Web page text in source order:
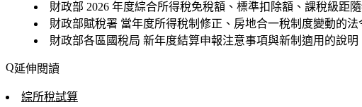
財政部 2026 年度綜合所得稅免稅額、標準扣除額、課稅級距
財政部賦稅署 當年度所得稅制修正、房地合一稅制度變動的法
財政部各區國稅局 新年度結算申報注意事項與新制適用的說明
延伸閱讀
綜所稅試算